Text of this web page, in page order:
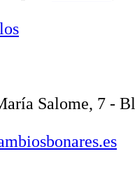
Salome, 7 -